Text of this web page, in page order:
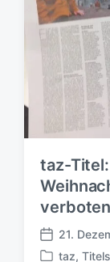
taz-
V
e
21.
taz,